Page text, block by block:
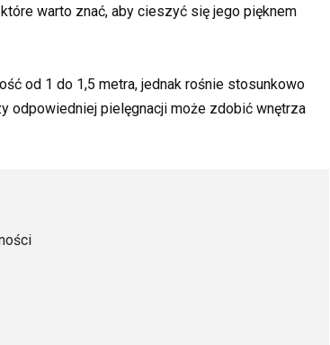
warto znać, aby cieszyć się jego pięknem
od 1 do 1,5 metra, jednak rośnie stosunkowo
odpowiedniej pielęgnacji może zdobić wnętrza